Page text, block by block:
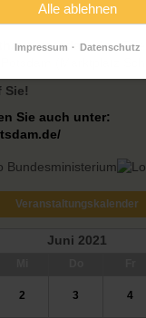
,
Sie!
Sie auch unter:
Veranstaltungskalender
Juni 2021
2 3 4
Alle ablehnen
Impressum Datenschutz